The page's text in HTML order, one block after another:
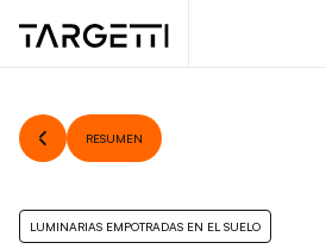
RESUMEN
LUMINARIAS EMPOTRADAS EN EL SUELO